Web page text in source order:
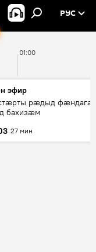
РУС
01:00
эфир
рæдыд
бахизæм
27 мин